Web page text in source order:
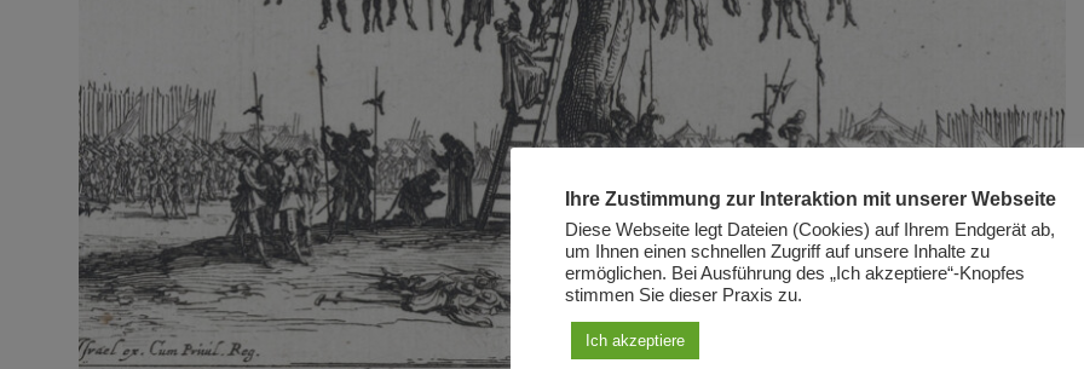
Ihre Zustimmung zur Interaktion mit unserer Webseite
Diese Webseite legt Dateien (Cookies) auf Ihrem Endgerät ab,
um Ihnen einen schnellen Zugriff auf unsere Inhalte zu
ermöglichen. Bei Ausführung des „Ich akzeptiere“-Knopfes
stimmen Sie dieser Praxis zu.
Ich akzeptiere